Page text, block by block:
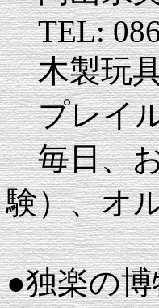
TEL:
木製玩具
プレイル
毎日、お
験）、オ
●独楽の